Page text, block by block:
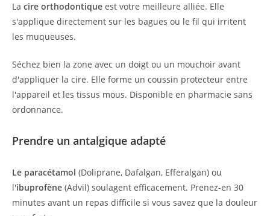
La cire orthodontique est votre meilleure alliée. Elle
s'applique directement sur les bagues ou le fil qui irritent
les muqueuses.
Séchez bien la zone avec un doigt ou un mouchoir avant
d'appliquer la cire. Elle forme un coussin protecteur entre
l'appareil et les tissus mous. Disponible en pharmacie sans
ordonnance.
Prendre un antalgique adapté
Le paracétamol (Doliprane, Dafalgan, Efferalgan) ou
l'ibuprofène (Advil) soulagent efficacement. Prenez-en 30
minutes avant un repas difficile si vous savez que la douleur